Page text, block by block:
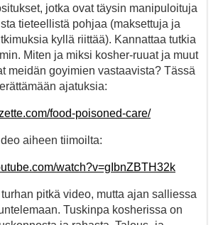
jotka ovat täysin manipuloituja
tieteellistä pohjaa (maksettuja ja
kyllä riittää). Kannattaa tutkia
Miten ja miksi kosher-ruuat ja muut
meidän goyimien vastaavista? Tässä
ajatuksia:
food-poisoned-care/
aiheen tiimoilta:
watch?v=gIbnZBTH32k
pitkä video, mutta ajan salliessa
Tuskinpa kosherissa on